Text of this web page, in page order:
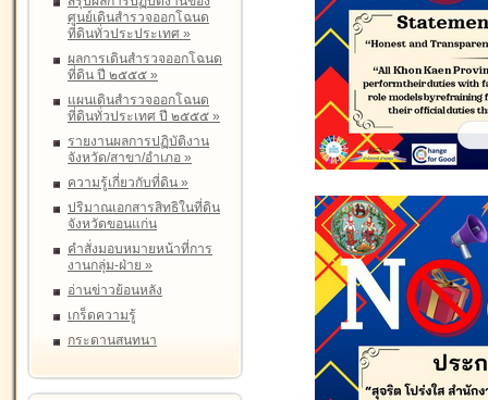
ศูนย์เดินสำรวจออกโฉนด
ที่ดินทั่วประประเทศ »
ผลการเดินสำรวจออกโฉนด
ที่ดิน ปี ๒๕๕๕ »
แผนเดินสำรวจออกโฉนด
ที่ดินทั่วประเทศ ปี ๒๕๕๕ »
รายงานผลการปฏิบัติงาน
จังหวัด/สาขา/อำเภอ »
ความรู้เกี่ยวกับที่ดิน »
ปริมาณเอกสารสิทธิในที่ดิน
จังหวัดขอนแก่น
คำสั่งมอบหมายหน้าที่การ
งานกลุ่ม-ฝ่าย »
อ่านข่าวย้อนหลัง
เกร็ดความรู้
กระดานสนทนา